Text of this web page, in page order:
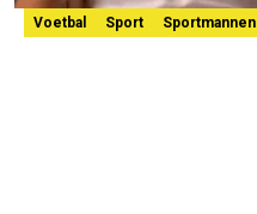
Voetbal Sport Sportmannen